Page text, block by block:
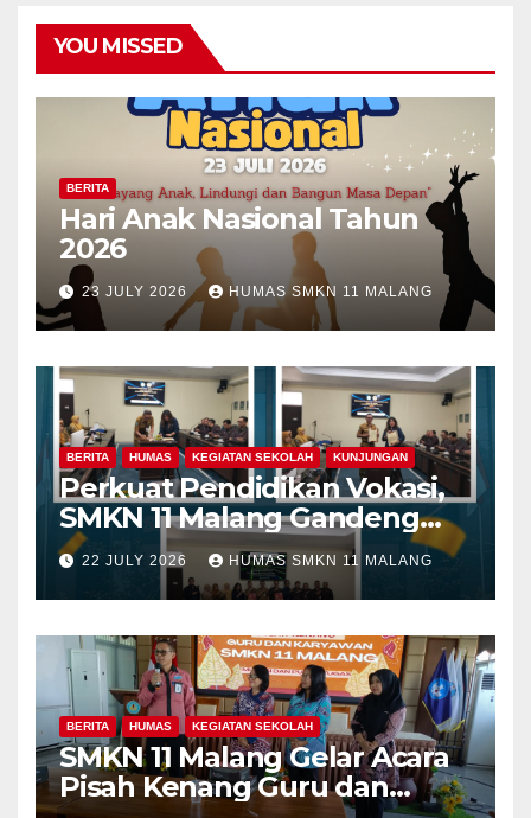
YOU MISSED
BERITA
Hari Anak Nasional Tahun
2026
23 JULY 2026 HUMAS SMKN 11 MALANG
BERITA HUMAS KEGIATAN SEKOLAH KUNJUNGAN
Perkuat Pendidikan Vokasi,
SMKN 11 Malang Gandeng
Fakultas Teknik Universitas
Merdeka Malang dalam
Program Kolaboratif
22 JULY 2026 HUMAS SMKN 11 MALANG
BERITA HUMAS KEGIATAN SEKOLAH
SMKN 11 Malang Gelar Acara
Pisah Kenang Guru dan